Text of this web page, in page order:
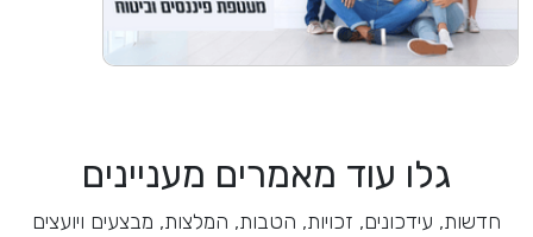
גלו עוד מאמרים מעניינים
חדשות, עידכונים, זכויות, הטבות, המלצות, מבצעים ויועצים